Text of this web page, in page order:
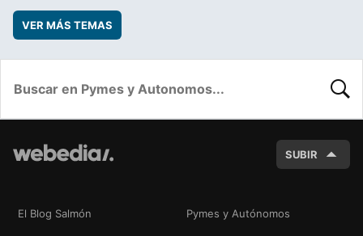
VER MÁS TEMAS
SUBIR
El Blog Salmón Pymes y Autónomos